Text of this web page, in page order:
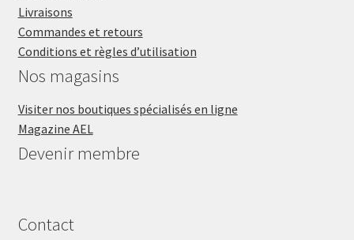
Livraisons
Commandes et retours
Conditions et règles d’utilisation
Nos magasins
Visiter nos boutiques spécialisés en ligne
Magazine AEL
Devenir membre
Contact